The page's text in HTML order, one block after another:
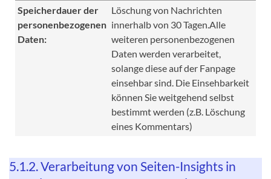
Speicherdauer der
personenbezogenen
Daten:
Löschung von Nachrichten
innerhalb von 30 Tagen.Alle
weiteren personenbezogenen
Daten werden verarbeitet,
solange diese auf der Fanpage
einsehbar sind. Die Einsehbarkeit
können Sie weitgehend selbst
bestimmt werden (z.B. Löschung
eines Kommentars)
5.1.2. Verarbeitung von Seiten-Insights in